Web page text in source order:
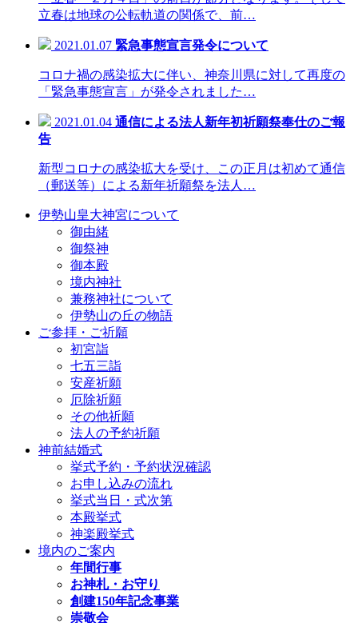
立春は地球の公転軌道の関係で、前…
2021.01.07 緊急事態宣言発令について
コロナ禍の感染拡大に伴い、神奈川県に対して再度の
「緊急事態宣言」が発令されました…
2021.01.04 通信による法人新年初祈願祭奉仕のご報
告
新型コロナの感染拡大を受け、この正月は初めて通信
（郵送等）による新年祈願祭を法人…
伊勢山皇大神宮について
御由緒
御祭神
御本殿
境内神社
兼務神社について
伊勢山の丘の物語
ご参拝・ご祈願
初宮詣
七五三詣
安産祈願
厄除祈願
その他祈願
法人の予約祈願
神前結婚式
挙式予約・予約状況確認
お申し込みの流れ
挙式当日・式次第
本殿挙式
神楽殿挙式
境内のご案内
年間行事
お神札・お守り
創建150年記念事業
崇敬会